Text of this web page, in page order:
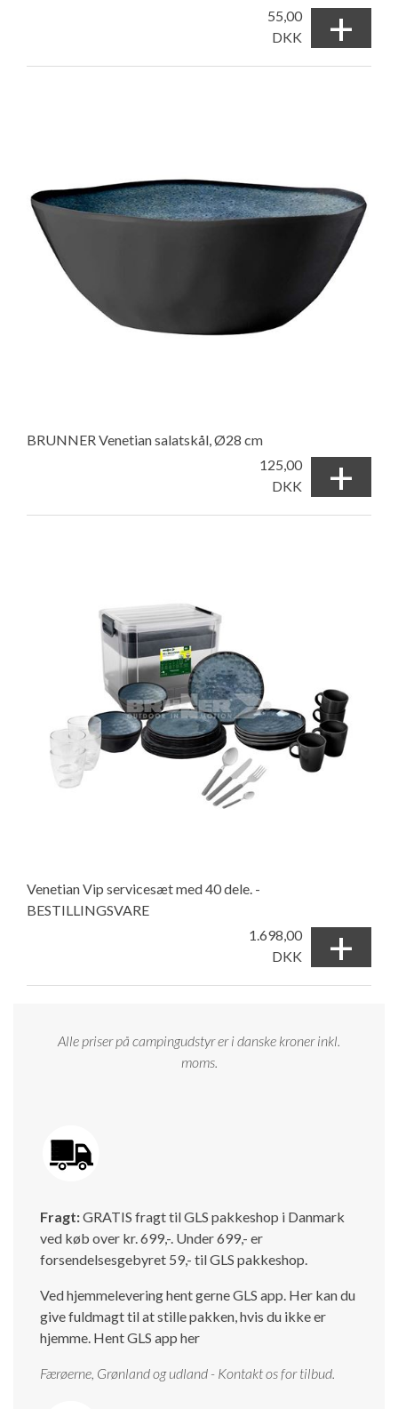
55,00
DKK
+
BRUNNER Venetian salatskål, Ø28 cm
125,00
DKK
+
Venetian Vip servicesæt med 40 dele. -
BESTILLINGSVARE
1.698,00
DKK
+
Alle priser på campingudstyr er i danske kroner inkl.
moms.
Fragt:GRATIS fragt til GLS pakkeshop i Danmark
ved køb over kr. 699,-. Under 699,- er
forsendelsesgebyret 59,- til GLS pakkeshop.
Ved hjemmelevering hent gerne GLS app. Her kan du
give fuldmagt til at stille pakken, hvis du ikke er
hjemme. Hent GLS app her
Færøerne, Grønland og udland - Kontakt os for tilbud.